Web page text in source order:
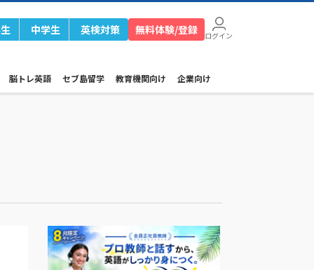
中学生 英検対策 無料体験/登録 ログイン
脳トレ英語 セブ島留学 教育機関向け 企業向け